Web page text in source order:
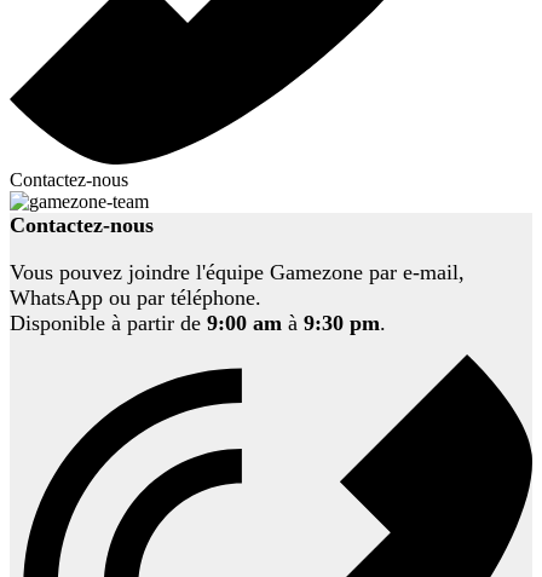
Contactez-nous
Contactez-nous
Vous pouvez joindre l'équipe Gamezone par e-mail,
WhatsApp ou par téléphone.
Disponible à partir de 9:00 am à 9:30 pm.